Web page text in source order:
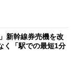
新幹線券売機を改
「駅での最短1分